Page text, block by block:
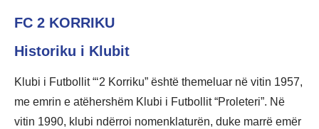
FC 2 KORRIKU
Historiku i Klubit
Klubi i Futbollit “‘2 Korriku” është themeluar në vitin 1957,
me emrin e atëhershëm Klubi i Futbollit “Proleteri”. Në
vitin 1990, klubi ndërroi nomenklaturën, duke marrë emër